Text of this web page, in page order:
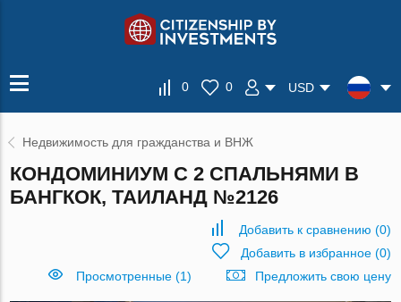
0 0 USD
Недвижимость для гражданства и ВНЖ
КОНДОМИНИУМ С 2 СПАЛЬНЯМИ В
БАНГКОК, ТАИЛАНД №2126
Добавить к сравнению (0)
Добавить в избранное(0)
Просмотренные (1)
Предложить свою цену